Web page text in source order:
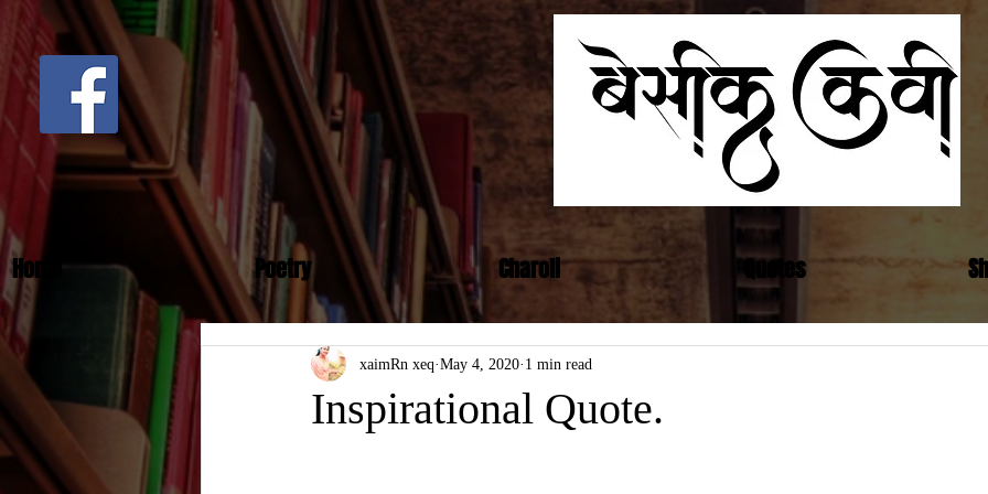
Basicकवी
Home Poetry Charoli Quotes
Inspirational Quote.
xaimRn xeq May 4, 2020 1 min read